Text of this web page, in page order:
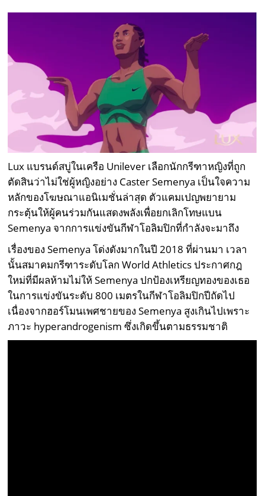
Lux แบรนด์สบู่ในเครือ Unilever เลือกนักกรีฑาหญิงที่ถูก
ตัดสินว่าไม่ใช่ผู้หญิงอย่าง Caster Semenya เป็นใจความ
หลักของโฆษณาแอนิเมชั่นล่าสุด ตัวแคมเปญพยายาม
กระตุ้นให้ผู้คนร่วมกันแสดงพลังเพื่อยกเลิกโทษแบน
Semenya จากการแข่งขันกีฬาโอลิมปิกที่กำลังจะมาถึง
เรื่องของ Semenya โด่งดังมากในปี 2018 ที่ผ่านมา เวลา
นั้นสมาคมกรีฑาระดับโลก World Athletics ประกาศกฎ
ใหม่ที่มีผลห้ามไม่ให้ Semenya ปกป้องเหรียญทองของเธอ
ในการแข่งขันระดับ 800 เมตรในกีฬาโอลิมปิกปีถัดไป
เนื่องจากฮอร์โมนเพศชายของ Semenya สูงเกินไปเพราะ
ภาวะ hyperandrogenism ซึ่งเกิดขึ้นตามธรรมชาติ